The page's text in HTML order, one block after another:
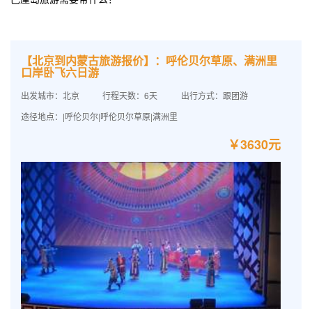
【北京到内蒙古旅游报价】：呼伦贝尔草原、满洲里
口岸卧飞六日游
出发城市：北京 行程天数：6天
出行方式：跟团游
途径地点：|呼伦贝尔|呼伦贝尔草原|满洲里
￥3630元